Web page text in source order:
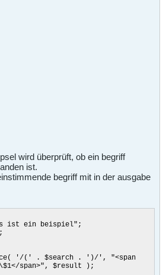
wird überprüft, ob ein begriff
ist.
begriff mit in der ausgabe
ist ein beispiel";
'/(' . $search . ')/', "<span
span>", $result );